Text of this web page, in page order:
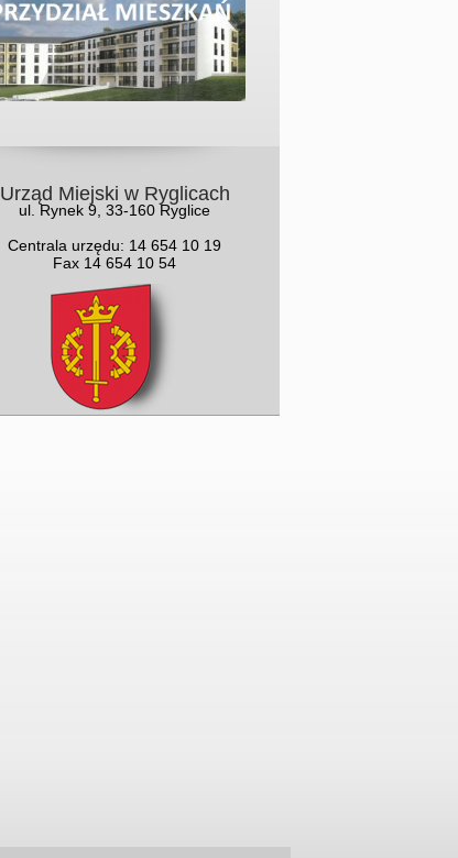
Urząd Miejski w Ryglicach
ul. Rynek 9, 33-160 Ryglice
Centrala urzędu: 14 654 10 19
Fax 14 654 10 54